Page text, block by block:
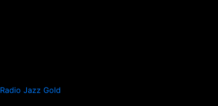
Radio Jazz Gold